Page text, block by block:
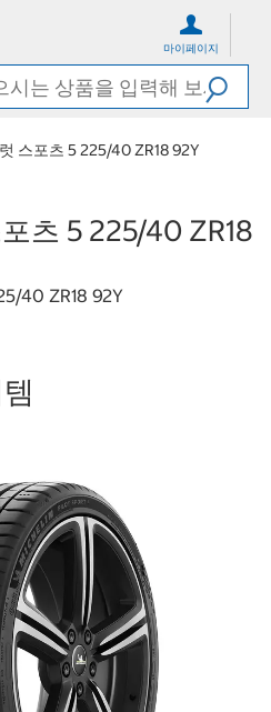
마이페이지
스포츠 5 225/40 ZR18 92Y
츠 5 225/40 ZR18
40 ZR18 92Y